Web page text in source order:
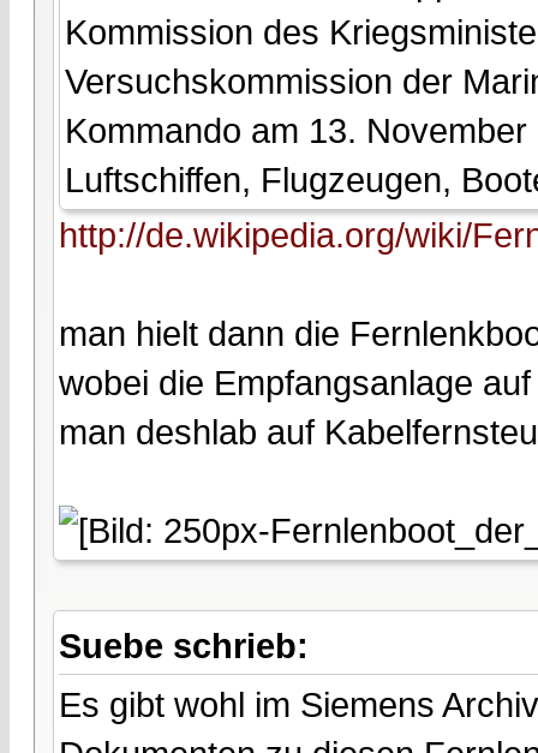
Kommission des
Versuchskommission der
Kommando am 13.
Luftschiffen, Flugzeugen,
http://de.wikipedia.org/wiki/
man hielt dann die
wobei die Empfangsanlage
man deshlab auf
Suebe schrieb:
Es gibt wohl im Siemens